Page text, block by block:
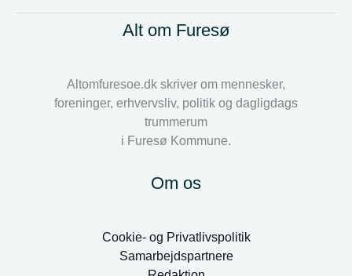
Alt om Furesø
Altomfuresoe.dk skriver om mennesker,
foreninger, erhvervsliv, politik og dagligdags
trummerum
i Furesø Kommune.
Om os
Cookie- og Privatlivspolitik
Samarbejdspartnere